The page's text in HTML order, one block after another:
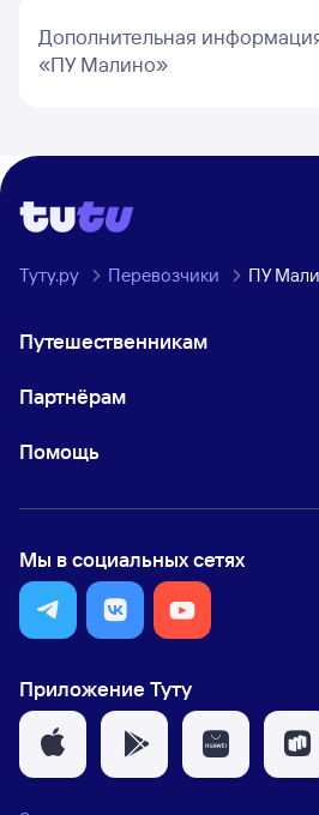
Дополнительная
«ПУ Малино»
Туту.ру Перевозчики ПУ
Путешественникам
Партнёрам
Помощь
Мы в социальных сетях
Приложение Туту